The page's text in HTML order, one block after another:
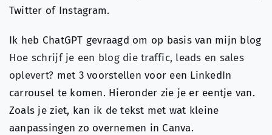
Twitter of Instagram.
Ik heb ChatGPT gevraagd om op basis van mijn blog
Hoe schrijf je een blog die traffic, leads en sales
oplevert? met 3 voorstellen voor een LinkedIn
carrousel te komen. Hieronder zie je er eentje van.
Zoals je ziet, kan ik de tekst met wat kleine
aanpassingen zo overnemen in Canva.